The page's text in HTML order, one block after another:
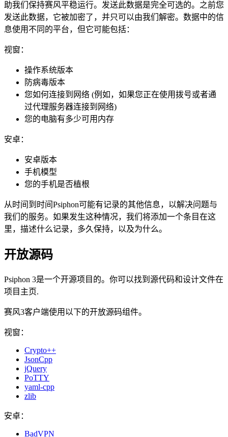
助我们保持赛风平稳运行。发送此数据是完全可选的。之前您
发送此数据，它被加密了，并只可以由我们解密。数据中的信
息使用不同的平台，但它可能包括：
视窗：
操作系统版本
防病毒版本
您如何连接到网络 (例如，如果您正在使用拨号或者通
过代理服务器连接到网络)
您的电脑有多少可用内存
安卓：
安卓版本
手机模型
您的手机是否植根
从时间到时间Psiphon可能有记录的其他信息，以解决问题与
我们的服务。如果发生这种情况，我们将添加一个条目在这
里，描述什么记录，多久保持，以及为什么。
开放源码
Psiphon 3是一个开源项目的。你可以找到源代码和设计文件在
项目主页.
赛风3客户端使用以下的开放源码组件。
视窗：
Crypto++
JsonCpp
jQuery
PoTTY
yaml-cpp
zlib
安卓：
BadVPN